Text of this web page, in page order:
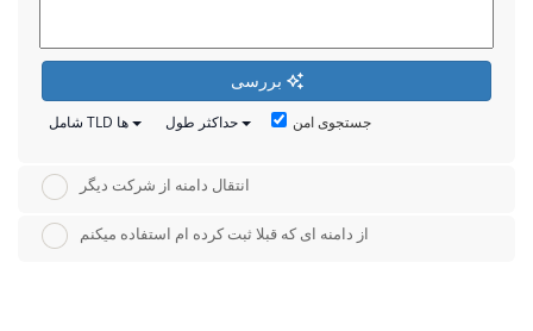
شامل TLD ها حداکثر طول جستجوی امن
انتقال دامنه از شرکت دیگر
از دامنه ای که قبلا ثبت کرده ام استفاده میکنم